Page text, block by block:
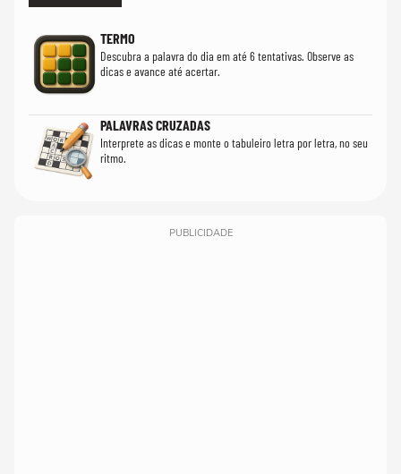
TERMO
Descubra a palavra do dia em até 6 tentativas. Observe as
dicas e avance até acertar.
PALAVRAS CRUZADAS
Interprete as dicas e monte o tabuleiro letra por letra, no seu
ritmo.
PUBLICIDADE